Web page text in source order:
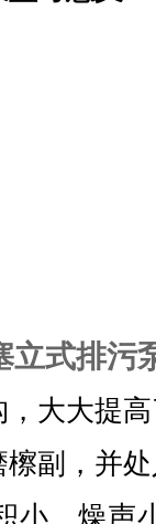
立式排污
大大提
副，并
小、燥声